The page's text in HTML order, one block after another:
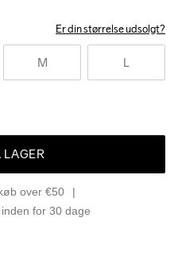
Er din størrelse udsolgt?
M L
LAGER
over €50
for 30 dage